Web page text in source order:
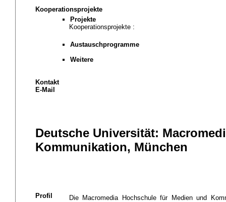
Kooperationsprojekte
Projekte
Kooperationsprojekte :
Austauschprogramme
Weitere
Kontakt
E-Mail
Deutsche Universität:
Kommunikation, München
Profil
Die Macromedia Hochschule für Medien und